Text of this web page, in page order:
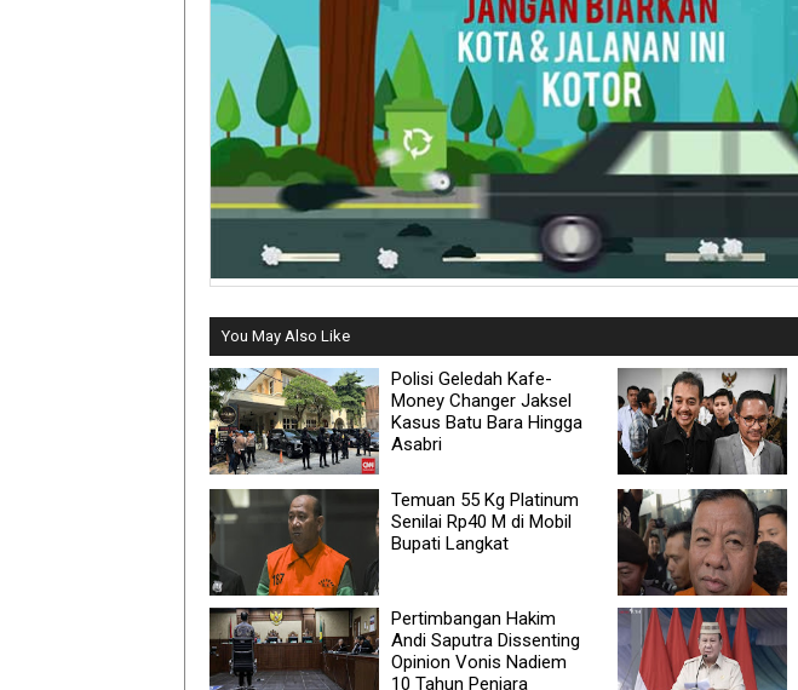
You May Also Like
Polisi Geledah Kafe-
Money Changer Jaksel
Kasus Batu Bara Hingga
Asabri
Temuan 55 Kg Platinum
Senilai Rp40 M di Mobil
Bupati Langkat
Pertimbangan Hakim
Andi Saputra Dissenting
Opinion Vonis Nadiem
10 Tahun Penjara